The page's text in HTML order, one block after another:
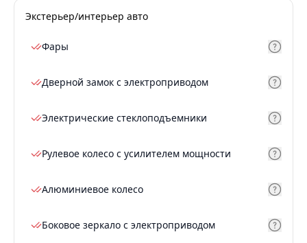
Экстерьер/интерьер авто
Фары
Дверной замок с электроприводом
Электрические стеклоподъемники
Рулевое колесо с усилителем мощности
Алюминиевое колесо
Боковое зеркало с электроприводом